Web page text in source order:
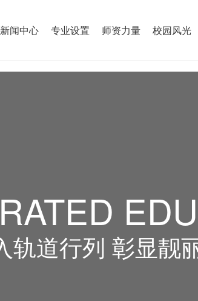
新闻中心 专业设置 师资力量 校园风光
轨道行列 彰显靓